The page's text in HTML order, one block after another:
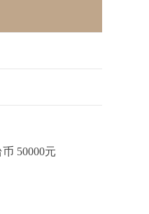
50000元